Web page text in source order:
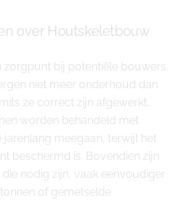
over Houtskeletbouw
zorgpunt bij potentiële bouwers.
niet meer onderhoud dan
ze correct zijn afgewerkt.
worden behandeld met
meegaan, terwijl het
beschermd is. Bovendien zijn
nodig zijn, vaak eenvoudiger
of gemetselde